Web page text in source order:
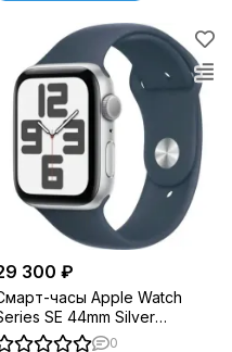
300 ₽
часы Apple Watch
SE 44mm Silver
M/L (2023) MREE3
0